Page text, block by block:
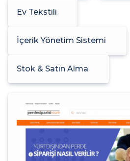
Ev Tekstili
İçerik Yönetim Sistemi
Stok & Satın Alma